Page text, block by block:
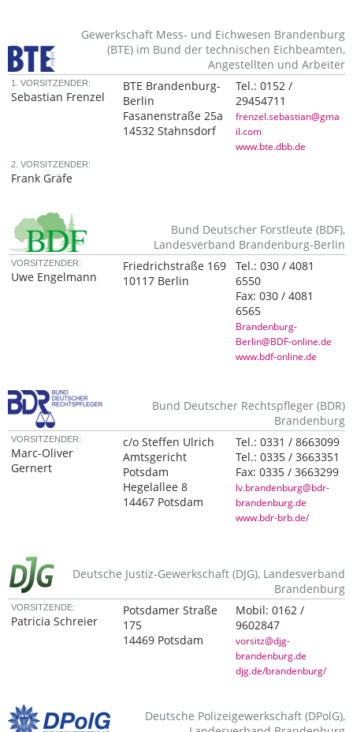
Gewerkschaft Mess- und Eichwesen Brandenburg
(BTE) im Bund der technischen Eichbeamten,
Angestellten und Arbeiter
1. VORSITZENDER:
Sebastian Frenzel
BTE Brandenburg-
Berlin
Fasanenstraße 25a
14532 Stahnsdorf
Tel.:0152 /
29454711
frenzel.sebastian@gma
il.com
www.bte.dbb.de
2. VORSITZENDER:
Frank Gräfe
Bund Deutscher Forstleute (BDF),
Landesverband Brandenburg-Berlin
VORSITZENDER:
Uwe Engelmann
Friedrichstraße 169
10117 Berlin
Tel.:030 / 4081
6550
Fax:030 / 4081
6565
Brandenburg-
Berlin@BDF-online.de
www.bdf-online.de
Bund Deutscher Rechtspfleger (BDR)
Brandenburg
VORSITZENDER:
Marc-Oliver
Gernert
c/o Steffen Ulrich
Amtsgericht
Potsdam
Hegelallee 8
14467 Potsdam
Tel.:0331 / 8663099
Tel.:0335 / 3663351
Fax:0335 / 3663299
lv.brandenburg@bdr-
brandenburg.de
www.bdr-brb.de/
Deutsche Justiz-Gewerkschaft (DJG), Landesverband
Brandenburg
VORSITZENDE:
Patricia Schreier
Potsdamer Straße
175
14469 Potsdam
Mobil:0162 /
9602847
vorsitz@djg-
brandenburg.de
djg.de/brandenburg/
Deutsche Polizeigewerkschaft (DPolG),